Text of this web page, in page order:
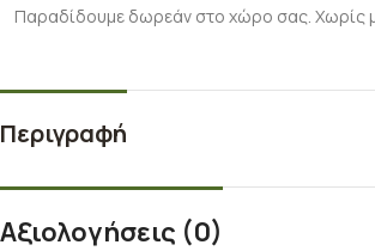
Παραδίδουμε δωρεάν στο χώρο σας. Χωρίς
Περιγραφή
Αξιολογήσεις (0)